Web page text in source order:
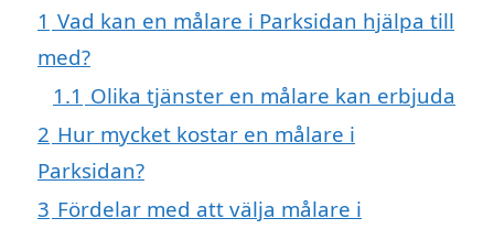
1 Vad kan en målare i Parksidan hjälpa till
med?
1.1 Olika tjänster en målare kan erbjuda
2 Hur mycket kostar en målare i
Parksidan?
3 Fördelar med att välja målare i